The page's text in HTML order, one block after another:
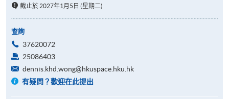
截止於 2027年1月5日 (星期二)
查詢
37620072
25086403
dennis.khd.wong@hkuspace.hku.hk
有疑問？歡迎在此提出